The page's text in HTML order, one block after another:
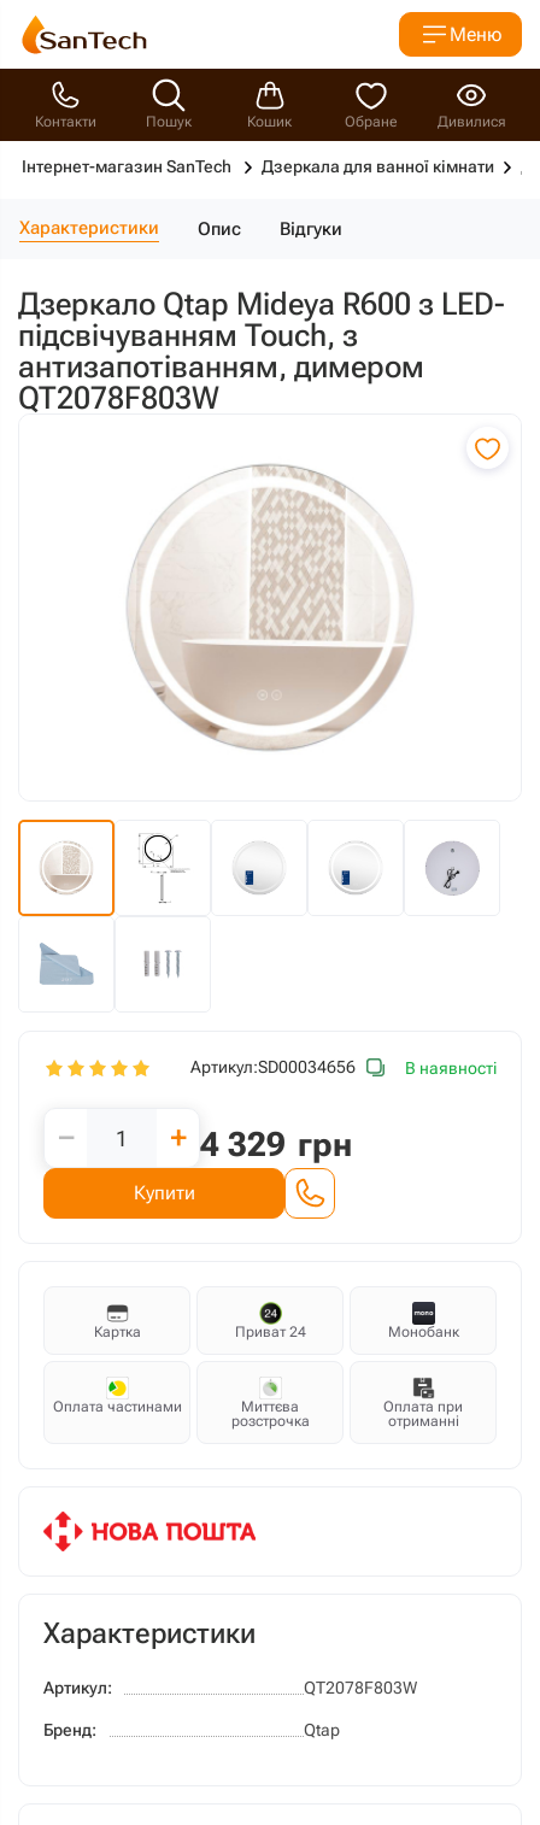
Меню
Контакти Пошук Кошик Обране Дивилися
Інтернет-магазин SanTech Дзеркала для ванної кімнати
Характеристики Опис Відгуки
Дзеркало Qtap Mideya R600 з LED-
підсвічуванням Touch, з
антизапотіванням, димером
QT2078F803W
Артикул:SD00034656 В наявності
− + 4 329 грн
Купити
Картка Приват 24 Монобанк
Оплата частинами
Миттєва
розстрочка
Оплата при
отриманні
Характеристики
Артикул: QT2078F803W
Бренд: Qtap